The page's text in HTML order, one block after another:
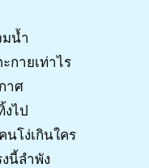
น้ำ
กายเท่าไร
าศ
ไป
โง่เกินใคร
นี้ลำพัง